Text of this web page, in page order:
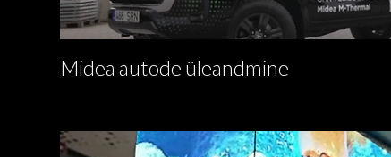
Midea autode üleandmine